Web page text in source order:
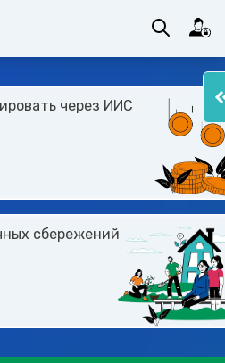
через ИИС
сбережений